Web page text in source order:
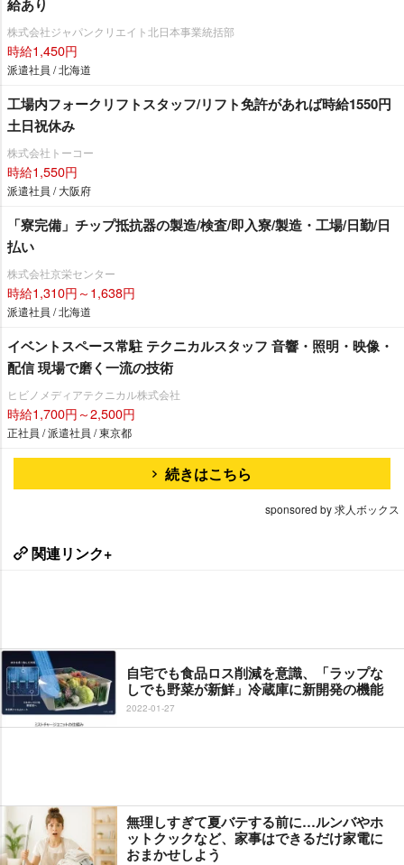
給あり
株式会社ジャパンクリエイト北日本事業統括部
時給1,450円
派遣社員 / 北海道
工場内フォークリフトスタッフ/リフト免許があれば時給1550円
土日祝休み
株式会社トーコー
時給1,550円
派遣社員 / 大阪府
「寮完備」チップ抵抗器の製造/検査/即入寮/製造・工場/日勤/日
払い
株式会社京栄センター
時給1,310円～1,638円
派遣社員 / 北海道
イベントスペース常駐 テクニカルスタッフ 音響・照明・映像・
配信 現場で磨く一流の技術
ヒビノメディアテクニカル株式会社
時給1,700円～2,500円
正社員 / 派遣社員 / 東京都
続きはこちら
sponsored by 求人ボックス
関連リンク+
自宅でも食品ロス削減を意識、「ラップな
しでも野菜が新鮮」冷蔵庫に新開発の機能
2022-01-27
無理しすぎて夏バテする前に…ルンバやホ
ットクックなど、家事はできるだけ家電に
おまかせしよう